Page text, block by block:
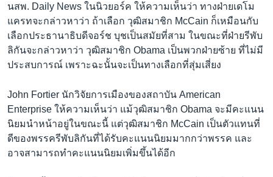
นสพ. Daily News ในนิวยอร์ค ให้ความเห็นว่า ทางฝ่ายเดโม
แครทจะกล่าวหาว่า ถ้าเลือก วุฒิสมาชิก McCain ก็เหมือนกับ
เลือกประธานาธิบดีจอร์ช บุชเป็นสมัยที่สาม ในขณะที่ฝ่ายรีพับ
ลิกันจะกล่าวหาว่า วุฒิสมาชิก Obama เป็นพวกฝ่ายซ้าย ที่ไม่มี
ประสบการณ์ เพราะฉะนั้นจะเป็นทางเลือกที่สุ่มเสี่ยง
John Fortier นักวิจัยการเมืองของสถาบัน American
Enterprise ให้ความเห็นว่า แม้วุฒิสมาชิก Obama จะมีคะแนน
นิยมนำหน้าอยู่ในขณะนี้ แต่วุฒิสมาชิก McCain เป็นตัวแทนที่
ดีของพรรครีพับลิกันที่ได้รับคะแนนนิยมมากกว่าพรรค และ
อาจสามารถทำคะแนนนิยมเพิ่มขึ้นได้อีก